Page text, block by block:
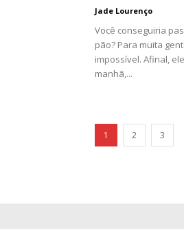
Jade Lourenço
Você conseguiria
pão? Para muita
impossível. Afinal,
manhã,...
1 2 3